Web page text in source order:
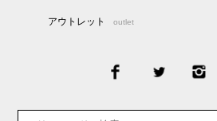
アウトレット outlet